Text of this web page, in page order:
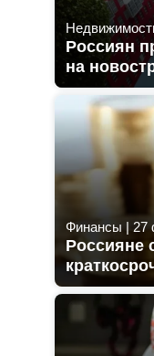
Россиян
на
Финансы | 27
Россияне